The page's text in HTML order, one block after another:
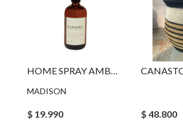
HOME SPRAY AMBAR GREEN CITRUS MADISON
MADISON
$ 19.990 $ 48.800